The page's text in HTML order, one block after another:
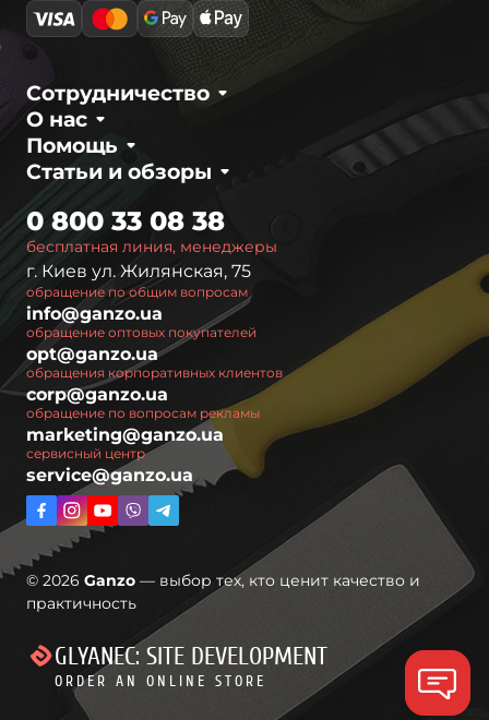
О нас
Сотрудничество
Статьи и обзоры
Помощь
бесплатная линия, менеджеры
0 800 33 08 38
г. Киев ул. Жилянская, 75
обращение по общим вопросам
info@ganzo.ua
обращение оптовых покупателей
opt@ganzo.ua
обращения корпоративных клиентов
corp@ganzo.ua
обращение по вопросам рекламы
marketing@ganzo.ua
сервисный центр
service@ganzo.ua
© 2026 Ganzo — выбор тех, кто ценит качество и
практичность
GLYANEC: SITE DEVELOPMENT
ORDER AN ONLINE STORE